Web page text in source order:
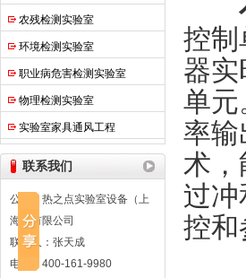
农残检测实验室
环境检测实验室
职业病危害检测实验室
物理检测实验室
实验室家具通风工程
联系我们
公司：热之点实验室设备（上
海）有限公司
联系人：张天成
电话：400-161-9980
控制
器
单元
率输
术，
过冲
控和